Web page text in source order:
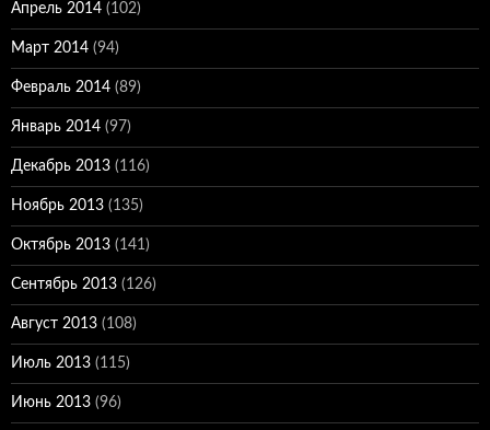
Апрель 2014 (102)
Март 2014 (94)
Февраль 2014 (89)
Январь 2014 (97)
Декабрь 2013 (116)
Ноябрь 2013 (135)
Октябрь 2013 (141)
Сентябрь 2013 (126)
Август 2013 (108)
Июль 2013 (115)
Июнь 2013 (96)